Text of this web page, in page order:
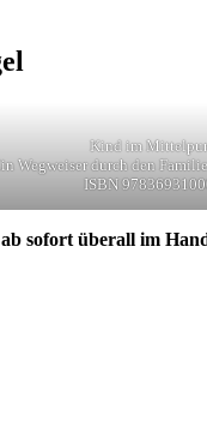
Kind im
Wegweiser durch den
ISBN
ab sofort überall im